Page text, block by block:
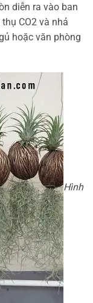
diễn ra vào ban
CO2 và nhả
hoặc văn phòng
Hình